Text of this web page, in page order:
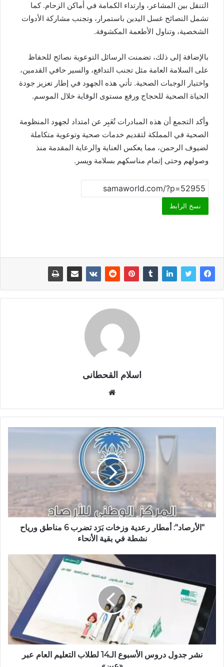
التنقل بين المشاعر، وارتداء الكمامة في أماكن الزحام. كما
تشمل النصائح غسل اليدين باستمرار، وتجنب مشاركة الأدوات
الشخصية، وتناول الأطعمة المكشوفة.
بالإضافة إلى ذلك، تضمنت الرسائل التوعوية نصائح للحفاظ
على السلامة العامة مثل تجنب التدافع، والسير حافي القدمين،
واختيار الوجبات الصحية. تأتي هذه الجهود في إطار تعزيز جودة
الحياة الصحية للحجاج ورفع مستوى الوقاية خلال الموسم.
وأكد التجمع أن هذه المبادرات تُعَبِر عن امتداد لجهود المنظومة
الصحية في المملكة لتقديم خدمات صحية وتوعوية متكاملة
لضيوف الرحمن، مما يعكس العناية والرعاية المقدمة منذ
وصولهم وحتى إتمام مناسكهم بسلامة ويسر.
نسخ الرابط
اسلام القحطانى
ق
ع
ل
و
ي
ب
"الأرصاد": أمطار رعدية وزخات بَرَد تضرب 6 مناطق ورياح
نشطة في بقية الأنحاء
نشر جدول دروس الأسبوع الـ14 لطلاب التعليم العام عبر